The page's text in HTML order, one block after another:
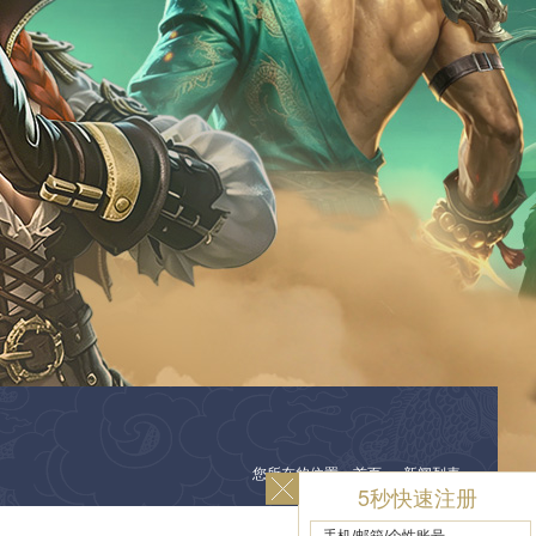
您所在的位置：首页＞新闻列表
5秒快速注册